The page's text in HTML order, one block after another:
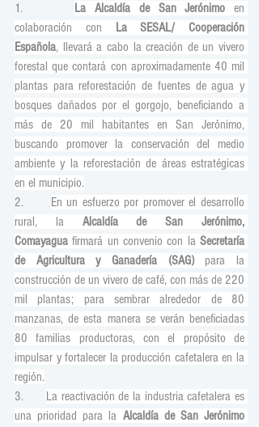
1. La Alcaldía de San Jerónimo en
colaboración con La SESAL/ Cooperación
Española, llevará a cabo la creación de un vivero
forestal que contará con aproximadamente 40 mil
plantas para reforestación de fuentes de agua y
bosques dañados por el gorgojo, beneficiando a
más de 20 mil habitantes en San Jerónimo,
buscando promover la conservación del medio
ambiente y la reforestación de áreas estratégicas
en el municipio.
2. En un esfuerzo por promover el desarrollo
rural, la Alcaldía de San Jerónimo,
Comayagua firmará un convenio con la Secretaría
de Agricultura y Ganadería (SAG) para la
construcción de un vivero de café, con más de 220
mil plantas; para sembrar alrededor de 80
manzanas, de esta manera se verán beneficiadas
80 familias productoras, con el propósito de
impulsar y fortalecer la producción cafetalera en la
región.
3. La reactivación de la industria cafetalera es
una prioridad para la Alcaldía de San Jerónimo